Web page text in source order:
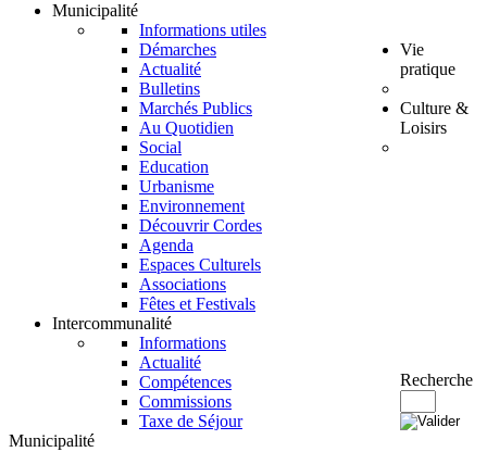
Municipalité
Informations utiles
Démarches
Actualité
Bulletins
Marchés Publics
Vie
pratique
Au Quotidien
Social
Education
Urbanisme
Environnement
Culture &
Loisirs
Découvrir Cordes
Agenda
Espaces Culturels
Associations
Fêtes et Festivals
Intercommunalité
Informations
Actualité
Compétences
Commissions
Taxe de Séjour
Recherche
Municipalité